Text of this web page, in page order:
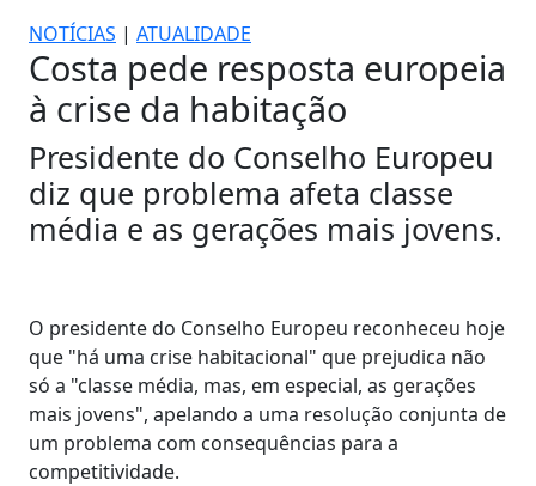
NOTÍCIAS | ATUALIDADE
Costa pede resposta europeia
à crise da habitação
Presidente do Conselho Europeu
diz que problema afeta classe
média e as gerações mais jovens.
O presidente do Conselho Europeu reconheceu hoje
que "há uma crise habitacional" que prejudica não
só a "classe média, mas, em especial, as gerações
mais jovens", apelando a uma resolução conjunta de
um problema com consequências para a
competitividade.